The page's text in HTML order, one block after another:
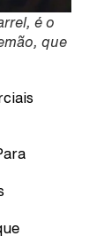
é o
que